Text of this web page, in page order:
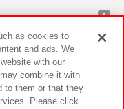
as cookies to
and ads. We
with our
combine it with
to them or that they
Please click